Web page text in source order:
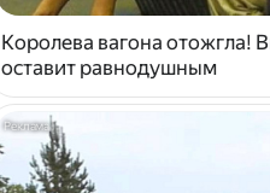
Королева вагона отожгла!
оставит равнодушным